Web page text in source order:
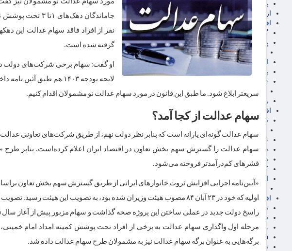
برق، آب و انرژی
ارز دیجیتال
اقتصاد اجتماعی
گردشگری
پزشکی، سلامت و زیبایی
ایران مدلب
اجتماعی
بازنشستگان
حقوق و قضایی
دفتر وکیل
ورزشی
اقتصاد شهری و روستایی
شهر و مسکن و عمران
گسترش ساختمان
حمل و نقل
شهرک های صنعتی
صنایع غذایی
کشاورزی و دامداری
اخبار استان ها
استان تهران
اقتصاد بین الملل
سیاسی
فارکس
مناطق آزاد تجاری
24intermedia
سایر اخبار اقتصادی
نفر از افراد فاقد سهام عدالت این
گرفته شده است.
لایحه بودجه ۱۴۰۳ هم
سریعتر ابلاغ شود. ما طبق این قانون در مورد سهام عدالت نو مشمولان اقدام کنیم.
سهام عدالت از کجا آمد؟
سهام عدالت گونه‌ای یارانه است که بنابر نظر دولت نهم، از طریق شرکت‌های تعاونی
سهام عدالت را گسترش سهم بخش تعاون در اقتصاد ایران اعلام کرده‌است. بنابر
قشرهای کم‌درآمدتر فروخته می‌شود.
اولیه که خود در ۲۳ آبان ۸۴ مصوب هیئت وزیران شده بود، به تصویب این
مرحله اول واگذاری سهام عدالت به برخی از افراد تحت پوشش کمیته امداد امام
برگه‌هایی به عنوان برگه سهام عدالت نیز به مشمولان طرح سهام عدالت داده شد.